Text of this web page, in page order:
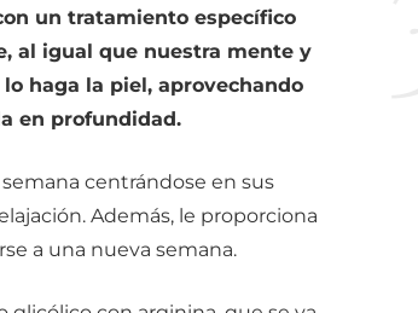
un tratamiento específico
al igual que nuestra mente y
haga la piel, aprovechando
en profundidad.
centrándose en sus
Además, le proporciona
a una nueva semana.